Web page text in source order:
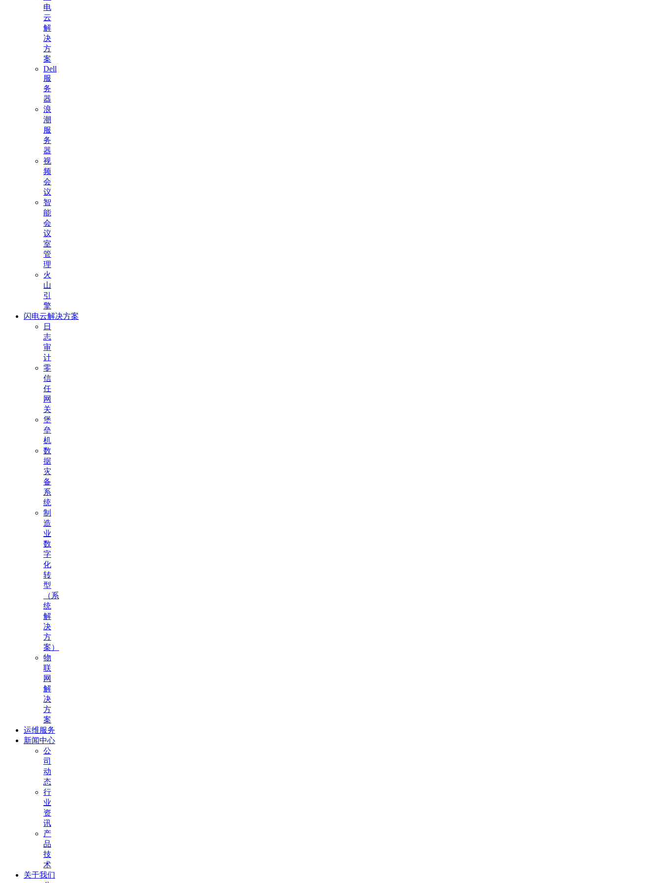
电
云
解
决
方
案
Dell
服
务
器
浪
潮
服
务
器
视
频
会
议
智
能
会
议
室
管
理
火
山
引
擎
闪电云解决方案
日
志
审
计
零
信
任
网
关
堡
垒
机
数
据
灾
备
系
统
制
造
业
数
字
化
转
型
（系
统
解
决
方
案）
物
联
网
解
决
方
案
运维服务
新闻中心
公
司
动
态
行
业
资
讯
产
品
技
术
关于我们